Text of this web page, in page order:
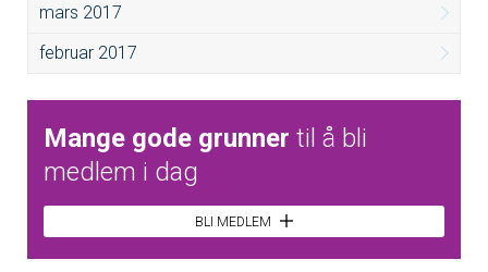
mars 2017
februar 2017
Mange gode grunner til å bli
medlem i dag
BLI MEDLEM